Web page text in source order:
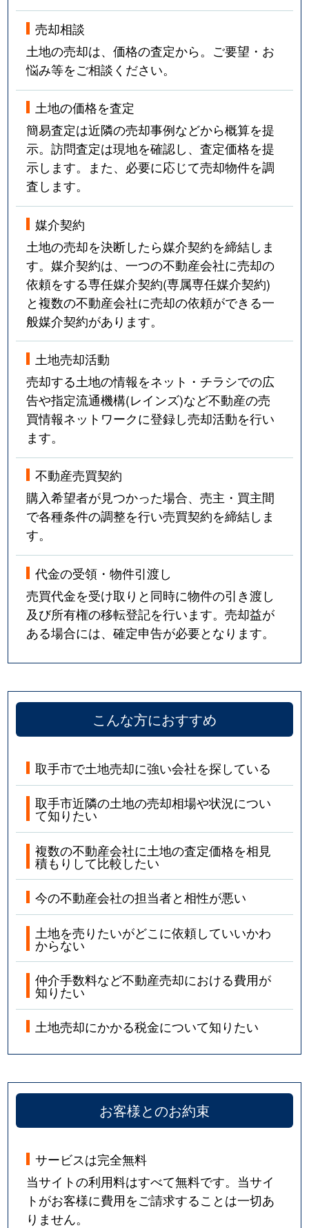
売却相談
土地の売却は、価格の査定から。ご要望・お
悩み等をご相談ください。
土地の価格を査定
簡易査定は近隣の売却事例などから概算を提
示。訪問査定は現地を確認し、査定価格を提
示します。また、必要に応じて売却物件を調
査します。
媒介契約
土地の売却を決断したら媒介契約を締結しま
す。媒介契約は、一つの不動産会社に売却の
依頼をする専任媒介契約(専属専任媒介契約)
と複数の不動産会社に売却の依頼ができる一
般媒介契約があります。
土地売却活動
売却する土地の情報をネット・チラシでの広
告や指定流通機構(レインズ)など不動産の売
買情報ネットワークに登録し売却活動を行い
ます。
不動産売買契約
購入希望者が見つかった場合、売主・買主間
で各種条件の調整を行い売買契約を締結しま
す。
代金の受領・物件引渡し
売買代金を受け取りと同時に物件の引き渡し
及び所有権の移転登記を行います。売却益が
ある場合には、確定申告が必要となります。
こんな方におすすめ
取手市で土地売却に強い会社を探している
取手市近隣の土地の売却相場や状況につい
て知りたい
複数の不動産会社に土地の査定価格を相見
積もりして比較したい
今の不動産会社の担当者と相性が悪い
土地を売りたいがどこに依頼していいかわ
からない
仲介手数料など不動産売却における費用が
知りたい
土地売却にかかる税金について知りたい
お客様とのお約束
サービスは完全無料
当サイトの利用料はすべて無料です。当サイ
トがお客様に費用をご請求することは一切あ
りません。